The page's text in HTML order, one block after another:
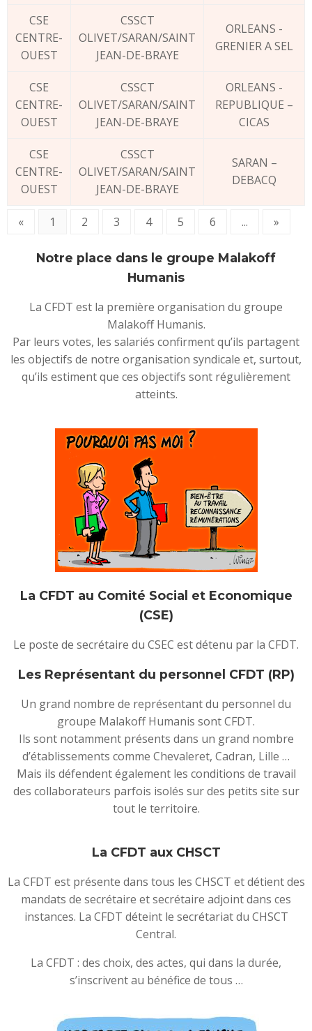
CSE
CENTRE-
OUEST
CSSCT
OLIVET/SARAN/SAINT
JEAN-DE-BRAYE
ORLEANS -
GRENIER A SEL
CSE
CENTRE-
OUEST
CSSCT
OLIVET/SARAN/SAINT
JEAN-DE-BRAYE
ORLEANS -
REPUBLIQUE –
CICAS
CSE
CENTRE-
OUEST
CSSCT
OLIVET/SARAN/SAINT
JEAN-DE-BRAYE
SARAN –
DEBACQ
« 1 2 3 4 5 6 ... »
Notre place dans le groupe Malakoff
Humanis
La CFDT est la première organisation du groupe
Malakoff Humanis.
Par leurs votes, les salariés confirment qu’ils partagent
les objectifs de notre organisation syndicale et, surtout,
qu’ils estiment que ces objectifs sont régulièrement
atteints.
La CFDT au Comité Social et Economique
(CSE)
Le poste de secrétaire du CSEC est détenu par la CFDT.
Les Représentant du personnel CFDT (RP)
Un grand nombre de représentant du personnel du
groupe Malakoff Humanis sont CFDT.
Ils sont notamment présents dans un grand nombre
d’établissements comme Chevaleret, Cadran, Lille …
Mais ils défendent également les conditions de travail
des collaborateurs parfois isolés sur des petits site sur
tout le territoire.
La CFDT aux CHSCT
La CFDT est présente dans tous les CHSCT et détient des
mandats de secrétaire et secrétaire adjoint dans ces
instances. La CFDT déteint le secrétariat du CHSCT
Central.
La CFDT : des choix, des actes, qui dans la durée,
s’inscrivent au bénéfice de tous …